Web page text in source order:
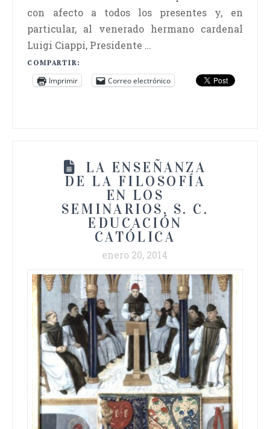
con afecto a todos los presentes y, en
particular, al venerado hermano cardenal
Luigi Ciappi, Presidente …
COMPARTIR:
Imprimir Correo electrónico
LA ENSEÑANZA
DE LA FILOSOFÍA
EN LOS
SEMINARIOS, S. C.
EDUCACIÓN
CATÓLICA
enero 20, 2014